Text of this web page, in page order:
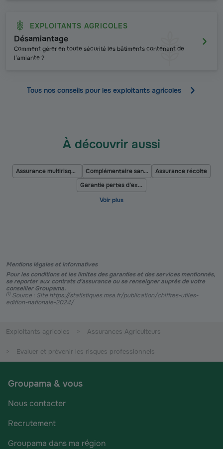
EXPLOITANTS AGRICOLES
Désamiantage
Comment gérer en toute sécurité les bâtiments contenant de
l’amiante ?
Tous nos conseils pour les exploitants agricoles
À découvrir aussi
Assurance multirisque agricole Complémentaire santé agricole
Assurance récolte
Garantie pertes d’exploitation
Mentions légales et informatives
Pour les conditions et les limites des garanties et des services mentionnés,
se reporter aux contrats d’assurance ou se renseigner auprès de votre
conseiller Groupama.
(1) Source : Site https://statistiques.msa.fr/publication/chiffres-utiles-
edition-nationale-2024/
Exploitants agricoles Assurances Agriculteurs
Evaluer et prévenir les risques professionnels
Groupama & vous
Nous contacter
Recrutement
Groupama dans ma région